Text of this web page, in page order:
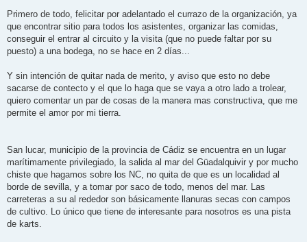
Primero de todo, felicitar por adelantado el currazo de la organización, ya
que encontrar sitio para todos los asistentes, organizar las comidas,
conseguir el entrar al circuito y la visita (que no puede faltar por su
puesto) a una bodega, no se hace en 2 días...
Y sin intención de quitar nada de merito, y aviso que esto no debe
sacarse de contecto y el que lo haga que se vaya a otro lado a trolear,
quiero comentar un par de cosas de la manera mas constructiva, que me
permite el amor por mi tierra.
San lucar, municipio de la provincia de Cádiz se encuentra en un lugar
marítimamente privilegiado, la salida al mar del Güadalquivir y por mucho
chiste que hagamos sobre los NC, no quita de que es un localidad al
borde de sevilla, y a tomar por saco de todo, menos del mar. Las
carreteras a su al rededor son básicamente llanuras secas con campos
de cultivo. Lo único que tiene de interesante para nosotros es una pista
de karts.